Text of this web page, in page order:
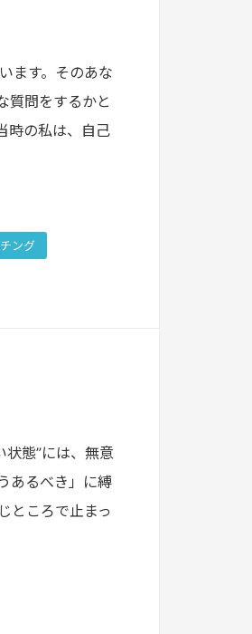
ます。そのあな
質問をするかと
時の私は、自己
ング
態”には、無意
あるべき」に縛
ところで止まっ